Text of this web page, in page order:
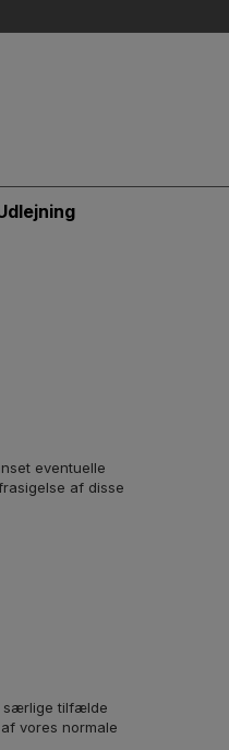
eventuelle
af disse
særlige tilfælde
vores normale